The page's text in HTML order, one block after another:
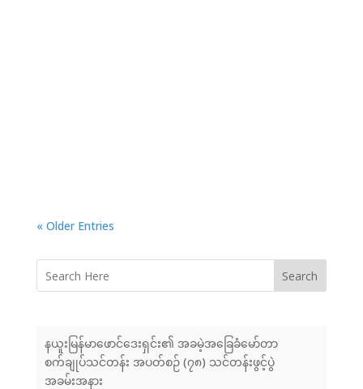
« Older Entries
Search
နယူးမြန်မာဖောင်ဒေးရှင်း၏ အခမဲ့အခြေခံမော်တာ
စက်ချုပ်သင်တန်း အပတ်စဉ် (၇၈) သင်တန်းဖွင့်ပွဲ
အခမ်းအနား